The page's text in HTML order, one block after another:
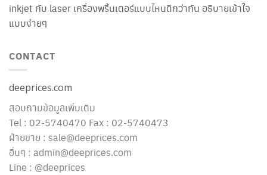
inkjet กับ laser เครื่องพริ้นเตอร์แบบไหนดีกว่ากัน อธิบายเข้าใจ
แบบง่ายๆ
CONTACT
deeprices.com
สอบถามข้อมูลเพิ่มเติม
Tel : 02-5740470 Fax : 02-5740473
ฝ่ายขาย : sale@deeprices.com
อื่นๆ : admin@deeprices.com
Line : @deeprices